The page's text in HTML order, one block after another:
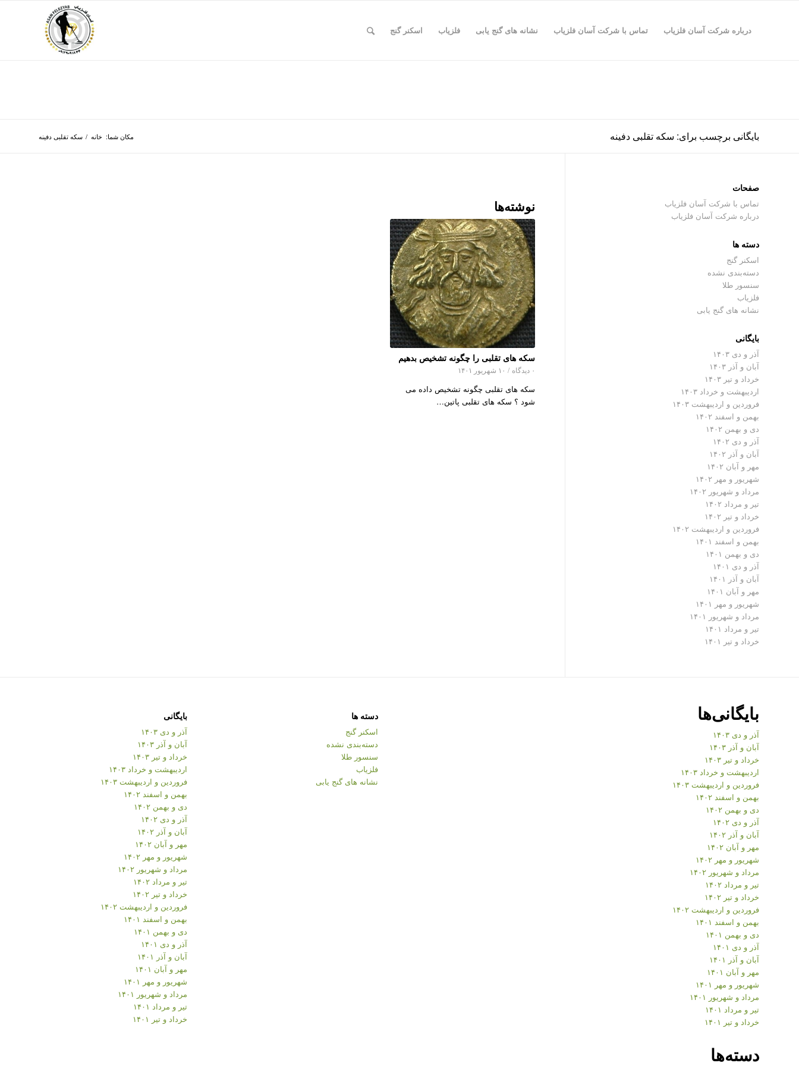
درباره شرکت آسان فلزیاب تماس با شرکت آسان فلزیاب نشانه های گنج یابی فلزیاب اسکنر گنج
بایگانی برچسب برای: سکه تقلبی دفینه مکان شما: خانه / سکه تقلبی دفینه
نوشته‌ها
سکه های تقلبی را چگونه تشخیص بدهیم
۰ دیدگاه / ۱۰ شهریور ۱۴۰۱
سکه های تقلبی چگونه تشخیص داده می
شود ؟ سکه های تقلبی پاتین…
صفحات
تماس با شرکت آسان فلزیاب
درباره شرکت آسان فلزیاب
دسته ها
اسکنر گنج
دسته‌بندی نشده
سنسور طلا
فلزیاب
نشانه های گنج یابی
بایگانی
آذر و دی ۱۴۰۳
آبان و آذر ۱۴۰۳
خرداد و تیر ۱۴۰۳
اردیبهشت و خرداد ۱۴۰۳
فروردین و اردیبهشت ۱۴۰۳
بهمن و اسفند ۱۴۰۲
دی و بهمن ۱۴۰۲
آذر و دی ۱۴۰۲
آبان و آذر ۱۴۰۲
مهر و آبان ۱۴۰۲
شهریور و مهر ۱۴۰۲
مرداد و شهریور ۱۴۰۲
تیر و مرداد ۱۴۰۲
خرداد و تیر ۱۴۰۲
فروردین و اردیبهشت ۱۴۰۲
بهمن و اسفند ۱۴۰۱
دی و بهمن ۱۴۰۱
آذر و دی ۱۴۰۱
آبان و آذر ۱۴۰۱
مهر و آبان ۱۴۰۱
شهریور و مهر ۱۴۰۱
مرداد و شهریور ۱۴۰۱
تیر و مرداد ۱۴۰۱
خرداد و تیر ۱۴۰۱
بایگانی‌ها
آذر و دی ۱۴۰۳
آبان و آذر ۱۴۰۳
خرداد و تیر ۱۴۰۳
اردیبهشت و خرداد ۱۴۰۳
فروردین و اردیبهشت ۱۴۰۳
بهمن و اسفند ۱۴۰۲
دی و بهمن ۱۴۰۲
آذر و دی ۱۴۰۲
آبان و آذر ۱۴۰۲
مهر و آبان ۱۴۰۲
شهریور و مهر ۱۴۰۲
مرداد و شهریور ۱۴۰۲
تیر و مرداد ۱۴۰۲
خرداد و تیر ۱۴۰۲
فروردین و اردیبهشت ۱۴۰۲
بهمن و اسفند ۱۴۰۱
دی و بهمن ۱۴۰۱
آذر و دی ۱۴۰۱
آبان و آذر ۱۴۰۱
مهر و آبان ۱۴۰۱
شهریور و مهر ۱۴۰۱
مرداد و شهریور ۱۴۰۱
تیر و مرداد ۱۴۰۱
خرداد و تیر ۱۴۰۱
دسته‌ها
دسته ها
اسکنر گنج
دسته‌بندی نشده
سنسور طلا
فلزیاب
نشانه های گنج یابی
بایگانی
آذر و دی ۱۴۰۳
آبان و آذر ۱۴۰۳
خرداد و تیر ۱۴۰۳
اردیبهشت و خرداد ۱۴۰۳
فروردین و اردیبهشت ۱۴۰۳
بهمن و اسفند ۱۴۰۲
دی و بهمن ۱۴۰۲
آذر و دی ۱۴۰۲
آبان و آذر ۱۴۰۲
مهر و آبان ۱۴۰۲
شهریور و مهر ۱۴۰۲
مرداد و شهریور ۱۴۰۲
تیر و مرداد ۱۴۰۲
خرداد و تیر ۱۴۰۲
فروردین و اردیبهشت ۱۴۰۲
بهمن و اسفند ۱۴۰۱
دی و بهمن ۱۴۰۱
آذر و دی ۱۴۰۱
آبان و آذر ۱۴۰۱
مهر و آبان ۱۴۰۱
شهریور و مهر ۱۴۰۱
مرداد و شهریور ۱۴۰۱
تیر و مرداد ۱۴۰۱
خرداد و تیر ۱۴۰۱